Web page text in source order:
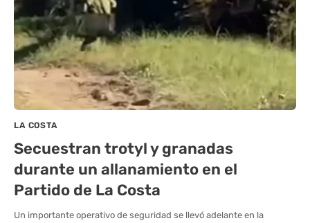
LA COSTA
Secuestran trotyl y granadas
durante un allanamiento en el
Partido de La Costa
Un importante operativo de seguridad se llevó adelante en la